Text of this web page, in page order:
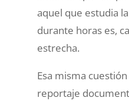
aquel que estudia
durante horas es,
estrecha.
Esa misma
reportaje